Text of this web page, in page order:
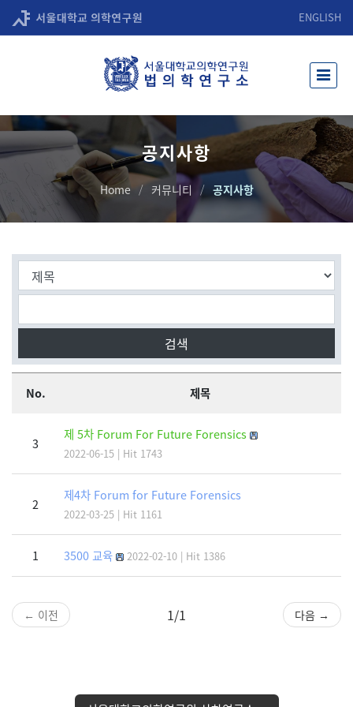
ENGLISH
공지사항
Home 커뮤니티 공지사항
No. 제목
3
제 5차 Forum For Future Forensics
2022-06-15 | Hit 1743
2
제4차 Forum for Future Forensics
2022-03-25 | Hit 1161
1 3500 교육 2022-02-10 | Hit 1386
← 이전 1/1 다음 →